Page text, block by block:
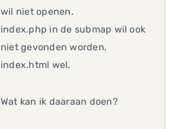
wil niet openen.
index.php in de submap wil ook
niet gevonden worden,
index.html wel.
Wat kan ik daaraan doen?